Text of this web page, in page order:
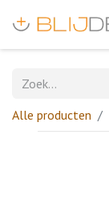
Alle producten